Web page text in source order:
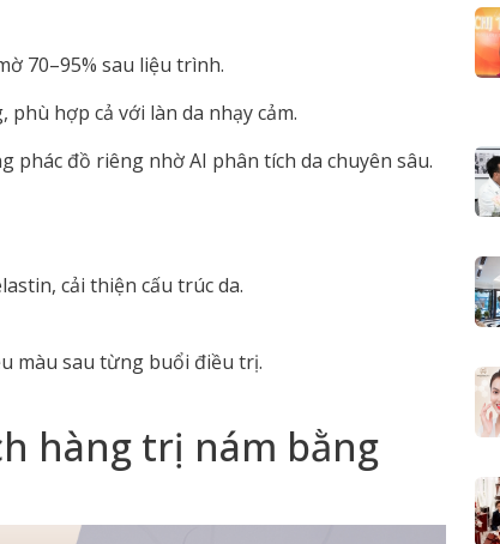
70–95% sau liệu trình.
hợp cả với làn da nhạy cảm.
phác đồ riêng nhờ AI phân tích da chuyên sâu.
cải thiện cấu trúc da.
màu sau từng buổi điều trị.
hàng trị nám bằng